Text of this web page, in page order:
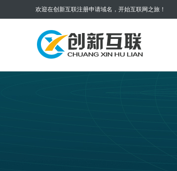
欢迎在创新互联注册申请域名，开始互联网之旅！